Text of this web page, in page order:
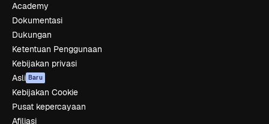
Academy
Dokumentasi
Dukungan
Ketentuan Penggunaan
Kebijakan privasi
Asli Baru
Kebijakan Cookie
Pusat kepercayaan
Afiliasi